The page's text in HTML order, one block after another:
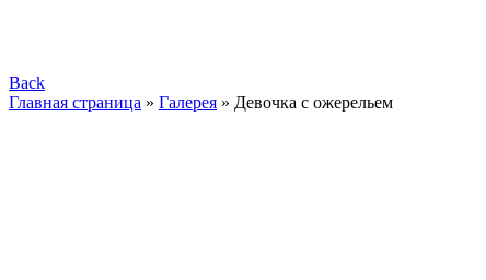
Back
Главная страница » Галерея » Девочка с ожерельем